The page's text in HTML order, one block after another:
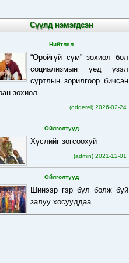
Сүүлд нэмэгдсэн
Нийтлэл
“Оройгүй сүм” зохиол бол
социализмын үед үзэл
суртлын зорилгоор бичсэн
зохиол
(odgerel) 2026-02-24
Ойлголтууд
Хүслийг зогсоохуй
(admin) 2021-12-01
Ойлголтууд
Шинээр гэр бүл болж буй
залуу хосууддаа
(admin) 2021-12-01